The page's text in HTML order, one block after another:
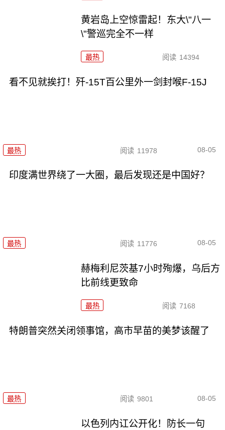
黄岩岛上空惊雷起！东大\"八一
\"警巡完全不一样
最热 阅读 14394
看不见就挨打！歼-15T百公里外一剑封喉F-15J
最热 阅读 11978 08-05
印度满世界绕了一大圈，最后发现还是中国好？
最热 阅读 11776 08-05
赫梅利尼茨基7小时殉爆，乌后方
比前线更致命
最热 阅读 7168
特朗普突然关闭领事馆，高市早苗的美梦该醒了
最热 阅读 9801 08-05
以色列内讧公开化！防长一句